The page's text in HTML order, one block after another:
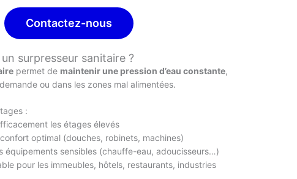
Contactez-nous
surpresseur sanitaire ?
permet de maintenir une pression d’eau constante,
ou dans les zones mal alimentées.
:
les étages élevés
optimal (douches, robinets, machines)
équipements sensibles (chauffe-eau, adoucisseurs…)
pour les immeubles, hôtels, restaurants, industries